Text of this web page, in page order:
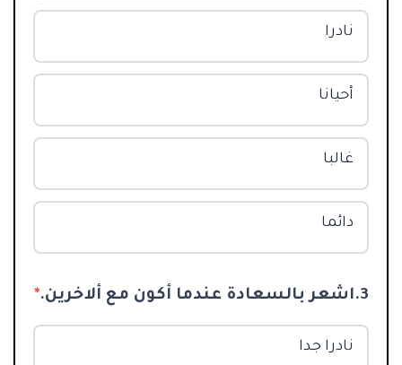
نادرا
أحيانا
غالبا
دائما
3.اشعر بالسعادة عندما أكون مع ألاخرين. *
نادرا جدا